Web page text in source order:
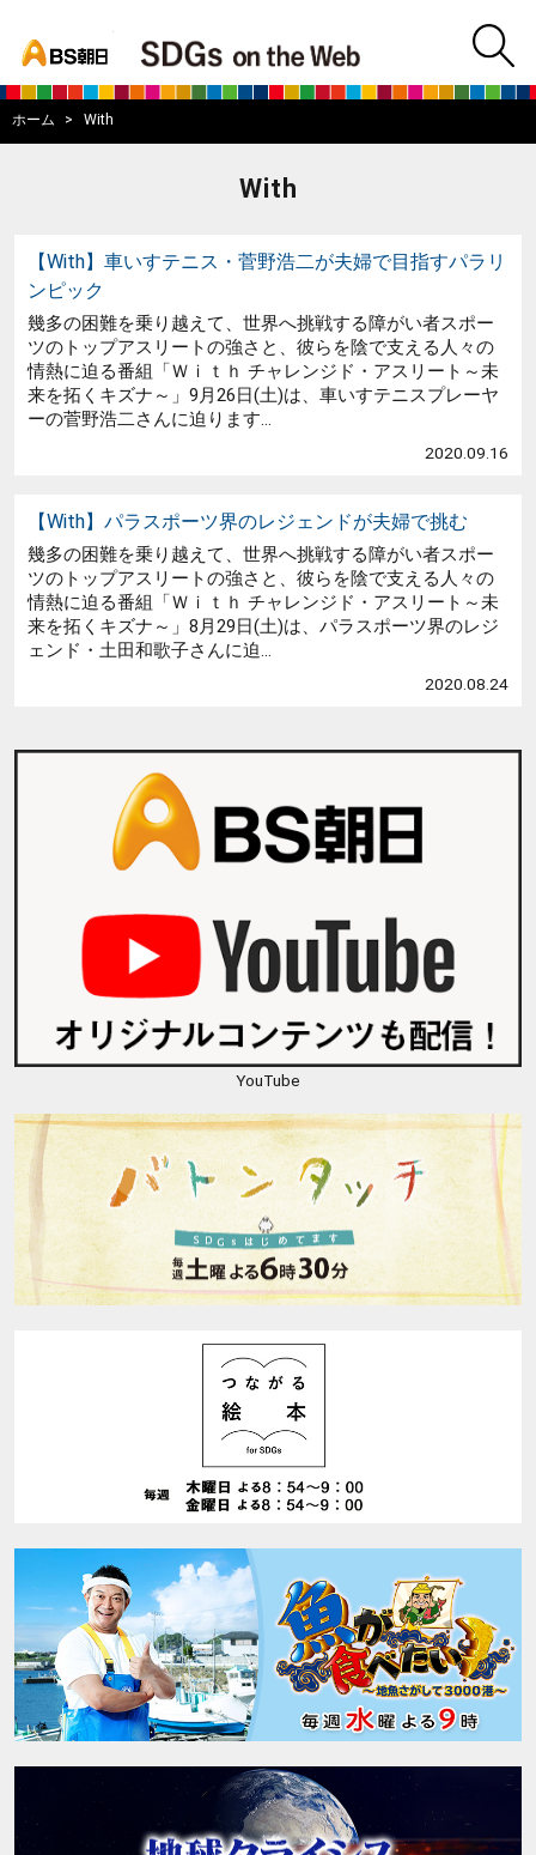
BS朝日SDGs
ホーム With
With
【With】車いすテニス・菅野浩二が夫婦で目指すパラリ
ンピック
幾多の困難を乗り越えて、世界へ挑戦する障がい者スポー
ツのトップアスリートの強さと、彼らを陰で支える人々の
情熱に迫る番組「Ｗｉｔｈ チャレンジド・アスリート～未
来を拓くキズナ～」9月26日(土)は、車いすテニスプレーヤ
ーの菅野浩二さんに迫ります...
2020.09.16
【With】パラスポーツ界のレジェンドが夫婦で挑む
幾多の困難を乗り越えて、世界へ挑戦する障がい者スポー
ツのトップアスリートの強さと、彼らを陰で支える人々の
情熱に迫る番組「Ｗｉｔｈ チャレンジド・アスリート～未
来を拓くキズナ～」8月29日(土)は、パラスポーツ界のレジ
ェンド・土田和歌子さんに迫...
2020.08.24
YouTube